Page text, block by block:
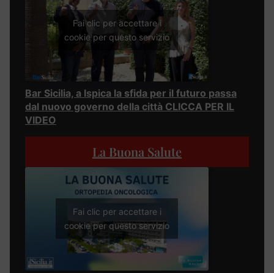
Fai clic per accettare i
cookie per questo servizio
Bar Sicilia, a Ispica la sfida per il futuro passa
dal nuovo governo della città CLICCA PER IL
VIDEO
La Buona Salute
Fai clic per accettare i
cookie per questo servizio